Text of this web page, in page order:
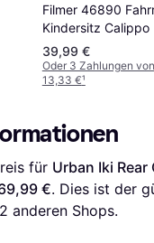
Filmer 46890
Kindersitz Calippo
39,99 €
Oder 3 Zahlungen von
13,33 €¹
für Urban Iki Rear
€. Dies ist der
2 anderen Shops.